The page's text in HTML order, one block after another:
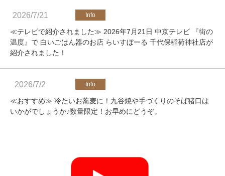
2026/7/21
≪テレビで紹介されました≫ 2026年7月21日 中京テレビ 『街の
温度』で 白いごはん器のお店 らいすぼーる 千代保稲荷神社店が
紹介されました！
2026/7/2
≪おすすめ≫ 冷たいお蕎麦に！九谷焼や手づくりのそば猪口は
いかがでしょうか♪数量限定！お早めにどうぞ。
≪軽井沢店営業のお知らせ≫ いつもご覧いただきありがとうご
ざいます。軽井沢店2026年オープンしました！新商品をたくさ